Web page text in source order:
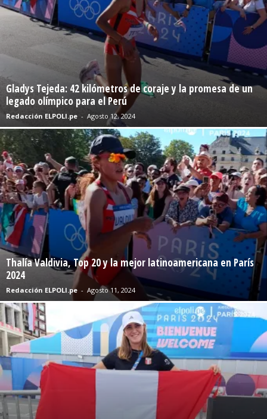
Gladys Tejeda: 42 kilómetros de coraje y la promesa de un
legado olímpico para el Perú
Redacción ELPOLI.pe - Agosto 12, 2024
Thalía Valdivia, Top 20 y la mejor latinoamericana en París
2024
Redacción ELPOLI.pe - Agosto 11, 2024